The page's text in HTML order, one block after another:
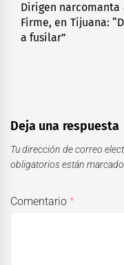
Next
post:
Dirigen narcomanta
Firme, en Tijuana:
a fusilar”
Deja una respuesta
Tu dirección de correo
obligatorios están
Comentario*